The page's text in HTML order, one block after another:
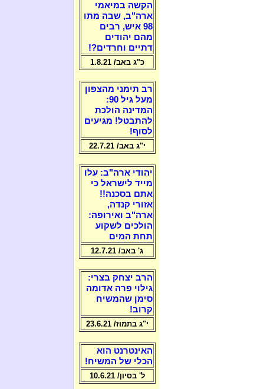
הקשה במיאמי
ארה"ב, שבה מתו
98 איש, רבים
מהם יהודים
דתיים וחרדים?!
כ"ג באב/ 1.8.21
רב תימני מהצפון
מעל גיל 90:
המדינה הולכת
להתבטל! מגיעים
לסוף!
י"ג באב/ 22.7.21
יהודי ארה"ב: עלו
מייד לישראל כי
אתם בסכנה!!
אזורי קנדה,
ארה"ב ואירופה:
הולכים לשקוע
תחת המים
ג' באב/ 12.7.21
הרב יצחק בצרי:
גילוי פרה אדומה
סימן שהמשיח
קרוב!
י"ג בתמוז/ 23.6.21
האינטרנט הוא
הכלי של המשיח!
ל' בסיון/ 10.6.21